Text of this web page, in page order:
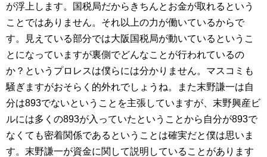
が浮上します。国税局だからきちんとお金が取れるという
ことではありません。それ以上の力が働いているからで
す。見えている部分では大阪国税局が動いているというこ
とになっていますが裏側でどんなことが行われているの
か？というプロレスは僕らには分かりません。マスコミも
騒ぎますがおそらく的外れでしょうね。また末野謙一は自
分は893でないということを主張していますが、末野興産ビ
ルには多くの893が入っていたということから自分が893で
なくても密着関係であるということは確実だと僕は思いま
す。末野謙一が資金に関して説明していることがあります